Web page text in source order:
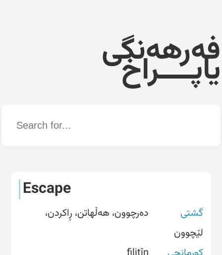
فەرهەنگی
یاپــــراخ
Word
Escape
گشتی
دەرچوون، هەڵهاتن، ڕاکردن،
لێچوون